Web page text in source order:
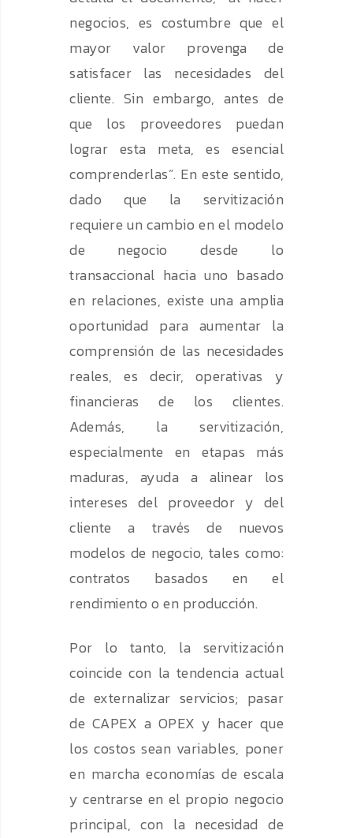
negocios, es costumbre que el
mayor valor provenga de
satisfacer las necesidades del
cliente. Sin embargo, antes de
que los proveedores puedan
lograr esta meta, es esencial
comprenderlas”. En este sentido,
dado que la servitización
requiere un cambio en el modelo
de negocio desde lo
transaccional hacia uno basado
en relaciones, existe una amplia
oportunidad para aumentar la
comprensión de las necesidades
reales, es decir, operativas y
financieras de los clientes.
Además, la servitización,
especialmente en etapas más
maduras, ayuda a alinear los
intereses del proveedor y del
cliente a través de nuevos
modelos de negocio, tales como:
contratos basados en el
rendimiento o en producción.
Por lo tanto, la servitización
coincide con la tendencia actual
de externalizar servicios; pasar
de CAPEX a OPEX y hacer que
los costos sean variables, poner
en marcha economías de escala
y centrarse en el propio negocio
principal, con la necesidad de